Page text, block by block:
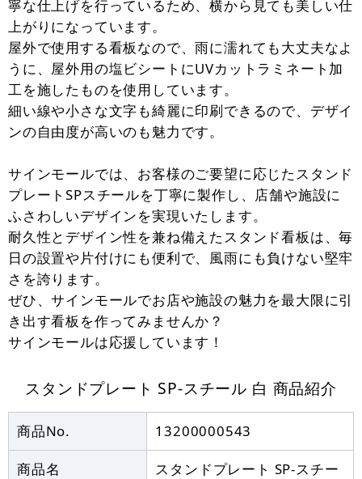
寧な仕上げを行っているため、横から見ても美しい仕
上がりになっています。
屋外で使用する看板なので、雨に濡れても大丈夫なよ
うに、屋外用の塩ビシートにUVカットラミネート加
工を施したものを使用しています。
細い線や小さな文字も綺麗に印刷できるので、デザイ
ンの自由度が高いのも魅力です。
サインモールでは、お客様のご要望に応じたスタンド
プレートSPスチールを丁寧に製作し、店舗や施設に
ふさわしいデザインを実現いたします。
耐久性とデザイン性を兼ね備えたスタンド看板は、毎
日の設置や片付けにも便利で、風雨にも負けない堅牢
さを誇ります。
ぜひ、サインモールでお店や施設の魅力を最大限に引
き出す看板を作ってみませんか？
サインモールは応援しています！
スタンドプレート SP-スチール 白 商品紹介
商品No. 13200000543
商品名
スタンドプレート SP-スチー